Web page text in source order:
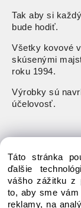
Tak aby si
bude hodiť.
Všetky kovové
skúsenými
roku 1994.
Výrobky sú
účelovosť.
pondelok-
Táto stránka
ďalšie
vášho zážitku z
to, aby sme vám
reklamy, na